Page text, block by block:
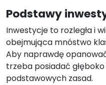
Podstawy
Inwestycje to rozległa i
obejmująca mnóstwo
Aby naprawdę
trzeba posiadać
podstawowych zasad.